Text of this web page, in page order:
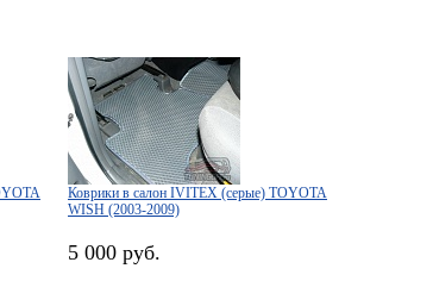
Коврики в салон IVITEX (серые) TOYOTA
WISH (2003-2009)
5 000 руб.